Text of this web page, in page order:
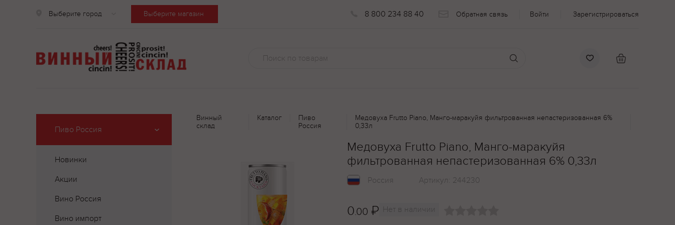
Выберите город Выберите магазин 8 800 234 88 40 Обратная связь Войти Зарегистрироваться
Пиво Россия
Новинки
Акции
Вино Россия
Вино импорт
Винный
склад
Каталог
Пиво
Россия
Медовуха Frutto Piano, Манго-маракуйя фильтрованная непастеризованная 6%
0,33л
Медовуха Frutto Piano, Манго-маракуйя
фильтрованная непастеризованная 6% 0,33л
Россия Артикул: 244230
0.00 ₽ Нет в наличии